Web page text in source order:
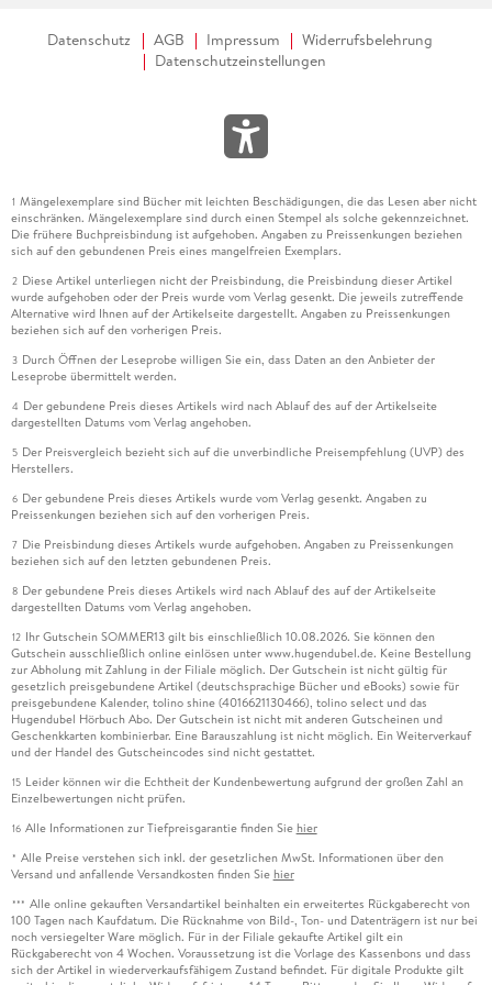
(angelehnt an Kiplings "Plain Tales from the Hills"). Diese
Geschichten spielen fast alle in Argentinien, oft geht es um
Medizinstudent Baltasar Espinosa verbringt eine Zeit auf dem
Landgut seines Cousins. Dort ist er mit analphabetischen
das Markusevangelium vorliest. In ihrer Ignoranz verehren sie
ihn, und er bejaht ihre Frage, ob auch diejenigen Erlösung
finden, die Christus kreuzigten. Im letzten Satz der Erzählung
haben sie ein Kreuz gezimmert - es steht eine Kreuzigung
bevor. Das tragische Missverständnis resultiert aus der
Unfähigkeit, einen Text anders als wörtlich zu verstehen.
Borges variiert hier (und in der Titelerzählung "David Brodies
Bericht") ein klassisches Thema der argentinischen Literatur,
das Verhältnis zwischen Zivilisation und Barbarei.
In den letzten beiden Bänden wendet sich Borges dann
wieder der Phantastik zu, diesmal mehr im Sinne
metaphysischer Parabeln. Eine ironische Auseinandersetzung
mit der eigenen Person findet in "Der Andere" (aus "Das
Sandbuch", 1975) statt: Der Erzähler Borges erinnert sich
daran, wie er 1969 auf einer Parkbank in Cambridge,
Massachusetts, seinem eigenen früheren Selbst begegnet
war, das politisch und ästhetisch noch ganz anders dachte als
der alte Borges.
Die Erzählung, die auch auf Dostojewskis "Der
Doppelgänger" anspielt, ist eine wunderbar selbstironische
Reflexion über Zeit und das Mysterium der Identität. Die nur
vier Erzählungen aus "Shakespeares Gedächtnis" (1983) sind
Höhepunkte des Erzählwerks von Borges, faszinierende
Meditationen über Gedächtnis und literarische Imagination.
Die erste davon, "25. August 1983", variiert noch einmal das
Thema der Begegnung von Borges mit einer anderen Version
des Selbst.
Diesmal trifft ein jüngerer Borges den älteren, der ihn vor
den Fehlern warnt, die Ersterer aber begehen muss: "Mein
Los wird das deine sein; du wirst mein Traum sein." Im Vorwort
Datenschutz AGB Impressum
Widerrufsbelehrung
Datenschutzeinstellungen
1 Mängelexemplare sind Bücher mit leichten Beschädigungen, die das Lesen aber nicht
einschränken. Mängelexemplare sind durch einen Stempel als solche gekennzeichnet.
Die frühere Buchpreisbindung ist aufgehoben. Angaben zu Preissenkungen beziehen
sich auf den gebundenen Preis eines mangelfreien Exemplars.
2 Diese Artikel unterliegen nicht der Preisbindung, die Preisbindung dieser Artikel
wurde aufgehoben oder der Preis wurde vom Verlag gesenkt. Die jeweils zutreffende
Alternative wird Ihnen auf der Artikelseite dargestellt. Angaben zu Preissenkungen
beziehen sich auf den vorherigen Preis.
3 Durch Öffnen der Leseprobe willigen Sie ein, dass Daten an den Anbieter der
Leseprobe übermittelt werden.
4 Der gebundene Preis dieses Artikels wird nach Ablauf des auf der Artikelseite
dargestellten Datums vom Verlag angehoben.
5 Der Preisvergleich bezieht sich auf die unverbindliche Preisempfehlung (UVP) des
Herstellers.
6 Der gebundene Preis dieses Artikels wurde vom Verlag gesenkt. Angaben zu
Preissenkungen beziehen sich auf den vorherigen Preis.
7 Die Preisbindung dieses Artikels wurde aufgehoben. Angaben zu Preissenkungen
beziehen sich auf den letzten gebundenen Preis.
8 Der gebundene Preis dieses Artikels wird nach Ablauf des auf der Artikelseite
dargestellten Datums vom Verlag angehoben.
12 Ihr Gutschein SOMMER13 gilt bis einschließlich 10.08.2026. Sie können den
Gutschein ausschließlich online einlösen unter www.hugendubel.de. Keine Bestellung
zur Abholung mit Zahlung in der Filiale möglich. Der Gutschein ist nicht gültig für
gesetzlich preisgebundene Artikel (deutschsprachige Bücher und eBooks) sowie für
preisgebundene Kalender, tolino shine (4016621130466), tolino select und das
Hugendubel Hörbuch Abo. Der Gutschein ist nicht mit anderen Gutscheinen und
Geschenkkarten kombinierbar. Eine Barauszahlung ist nicht möglich. Ein Weiterverkauf
und der Handel des Gutscheincodes sind nicht gestattet.
15 Leider können wir die Echtheit der Kundenbewertung aufgrund der großen Zahl an
Einzelbewertungen nicht prüfen.
16 Alle Informationen zur Tiefpreisgarantie finden Sie hier
* Alle Preise verstehen sich inkl. der gesetzlichen MwSt. Informationen über den
Versand und anfallende Versandkosten finden Sie hier
*** Alle online gekauften Versandartikel beinhalten ein erweitertes Rückgaberecht von
100 Tagen nach Kaufdatum. Die Rücknahme von Bild-, Ton- und Datenträgern ist nur bei
noch versiegelter Ware möglich. Für in der Filiale gekaufte Artikel gilt ein
Rückgaberecht von 4 Wochen. Voraussetzung ist die Vorlage des Kassenbons und dass
sich der Artikel in wiederverkaufsfähigem Zustand befindet. Für digitale Produkte gilt